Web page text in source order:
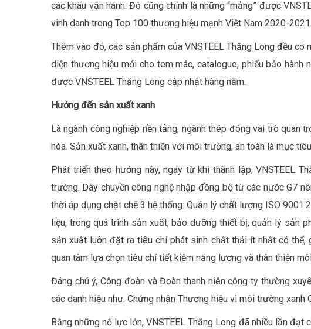
các khâu vận hành. Đó cũng chính là những “mảng” được
vinh danh trong Top 100 thương hiệu mạnh Việt Nam 2020-2021.
Thêm vào đó, các sản phẩm của VNSTEEL Thăng Long đều
diện thương hiệu mới cho tem mác, catalogue, phiếu bảo
được VNSTEEL Thăng Long cập nhật hàng năm.
Hướng đến sản xuất xanh
Là ngành công nghiệp nền tảng, ngành thép đóng vai trò quan
hóa. Sản xuất xanh, thân thiện với môi trường, an toàn là mục
Phát triển theo hướng này, ngay từ khi thành lập, VNSTEEL
trường. Dây chuyền công nghệ nhập đồng bộ từ các nước G7
thời áp dụng chặt chẽ 3 hệ thống: Quản lý chất lượng ISO
liệu, trong quá trình sản xuất, bảo dưỡng thiết bị, quản lý sản
sản xuất luôn đặt ra tiêu chí phát sinh chất thải ít nhất có thể,
quan tâm lựa chọn tiêu chí tiết kiệm năng lượng và thân thiện
Đáng chú ý, Công đoàn và Đoàn thanh niên công ty thường
các danh hiệu như: Chứng nhận Thương hiệu vì môi trường xanh
Bằng những nỗ lực lớn, VNSTEEL Thăng Long đã nhiều lần đạt